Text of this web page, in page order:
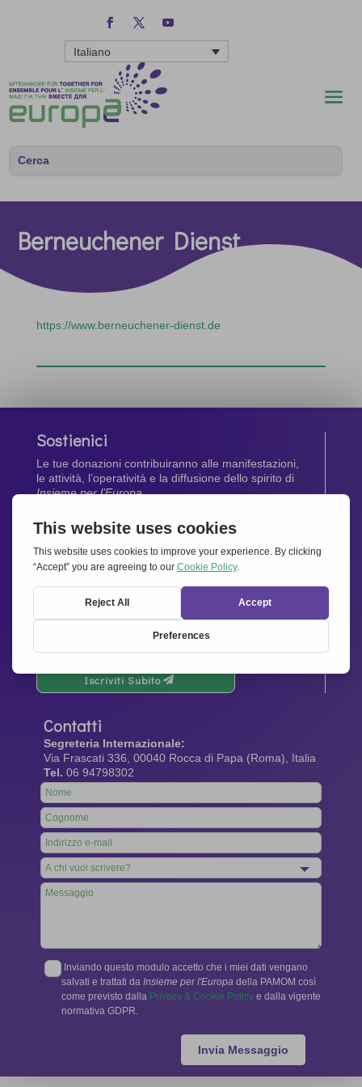
Italiano
Berneuchener Dienst
https://www.berneuchener-dienst.de
Sostienici
Le tue donazioni contribuiranno alle manifestazioni,
le attività, l’operatività e la diffusione dello spirito di
Insieme per l’Europa.
Dona Ora
Newsletter
Rimani aggiornato di tutte le ultime notizie dalla
Iscriviti Subito
Contatti
Segreteria Internazionale:
Via Frascati 336, 00040 Rocca di Papa (Roma), Italia
Tel. 06 94798302
Leave
this
field
blank
Inviando questo modulo accetto che i miei dati vengano
salvati e trattati da Insieme per l'Europa della PAMOM così
come previsto dalla Privacy & Cookie Policy e dalla vigente
normativa GDPR.
Invia Messaggio